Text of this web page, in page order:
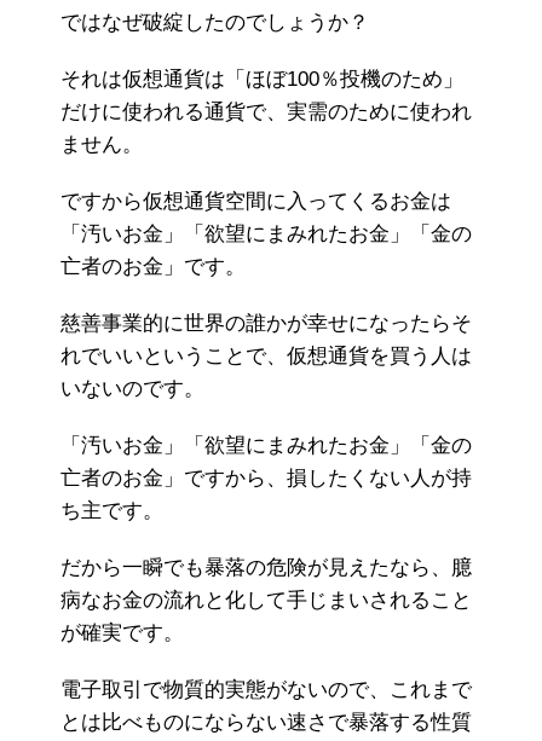
ではなぜ破綻したのでしょうか？
それは仮想通貨は「ほぼ100％投機のため」
だけに使われる通貨で、実需のために使われ
ません。
ですから仮想通貨空間に入ってくるお金は
「汚いお金」「欲望にまみれたお金」「金の
亡者のお金」です。
慈善事業的に世界の誰かが幸せになったらそ
れでいいということで、仮想通貨を買う人は
いないのです。
「汚いお金」「欲望にまみれたお金」「金の
亡者のお金」ですから、損したくない人が持
ち主です。
だから一瞬でも暴落の危険が見えたなら、臆
病なお金の流れと化して手じまいされること
が確実です。
電子取引で物質的実態がないので、これまで
とは比べものにならない速さで暴落する性質